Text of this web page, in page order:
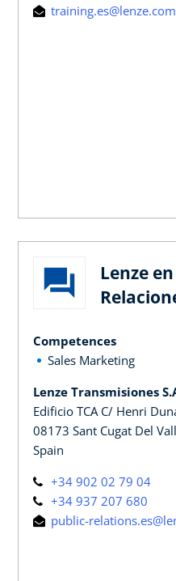
training.es@lenze.com
Lenze
Competences
Sales Marketing
Lenze Transmisiones
Edificio TCA C/ Henri
08173 Sant Cugat Del
Spain
+34 902 02 79 04
+34 937 207 680
public-